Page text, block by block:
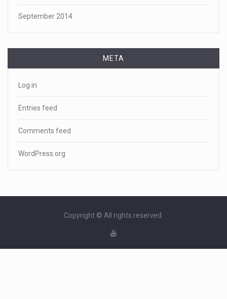
September 2014
META
Log in
Entries feed
Comments feed
WordPress.org
Copyright © All rights reserved.